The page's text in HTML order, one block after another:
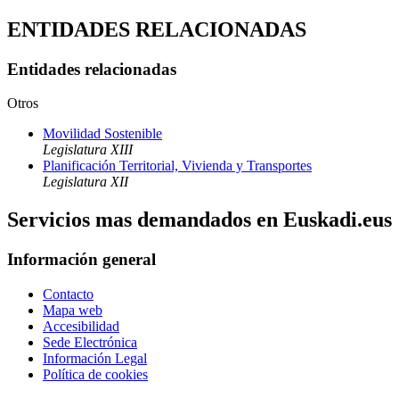
ENTIDADES RELACIONADAS
Entidades relacionadas
Otros
Movilidad Sostenible
Legislatura XIII
Planificación Territorial, Vivienda y Transportes
Legislatura XII
Servicios mas demandados en Euskadi.eus
Información general
Contacto
Mapa web
Accesibilidad
Sede Electrónica
Información Legal
Política de cookies